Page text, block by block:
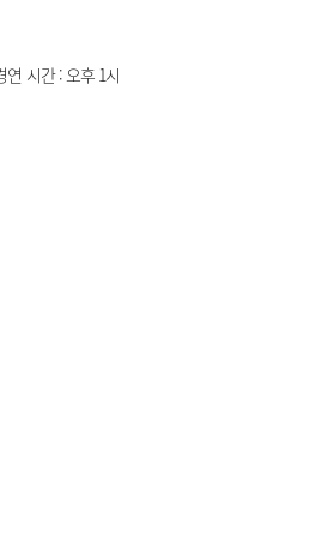
연 시간 : 오후 1시